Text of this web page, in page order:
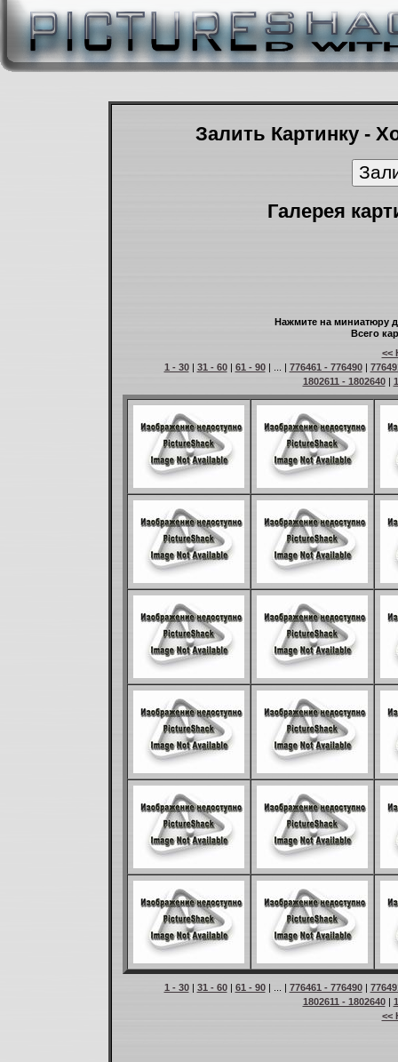
Залить Картинку -
Галерея
Нажмите на миниатюру
Всего
<<
1 - 30| 31 - 60| 61 - 90| ... | 776461 - 776490|
1802611 - 1802640|
1 - 30| 31 - 60| 61 - 90| ... | 776461 - 776490|
1802611 - 1802640|
<<